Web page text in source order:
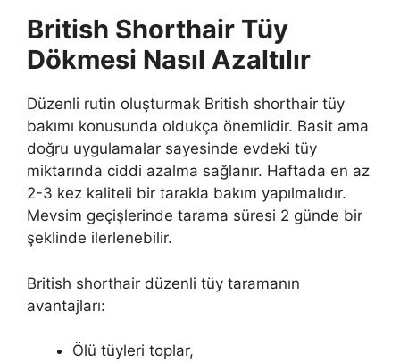
British Shorthair Tüy
Dökmesi Nasıl Azaltılır
Düzenli rutin oluşturmak British shorthair tüy
bakımı konusunda oldukça önemlidir. Basit ama
doğru uygulamalar sayesinde evdeki tüy
miktarında ciddi azalma sağlanır. Haftada en az
2-3 kez kaliteli bir tarakla bakım yapılmalıdır.
Mevsim geçişlerinde tarama süresi 2 günde bir
şeklinde ilerlenebilir.
British shorthair düzenli tüy taramanın
avantajları:
Ölü tüyleri toplar,